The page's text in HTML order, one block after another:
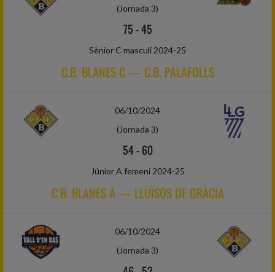
(Jornada 3)
75-45
Sènior C masculí 2024-25
C.B. BLANES C — C.B. PALAFOLLS
06/10/2024
(Jornada 3)
54-60
Júnior A femení 2024-25
C.B. BLANES A — LLUÏSOS DE GRÀCIA
06/10/2024
(Jornada 3)